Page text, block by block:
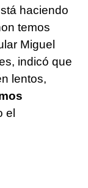
haciendo
temos
Miguel
indicó que
lentos,
el